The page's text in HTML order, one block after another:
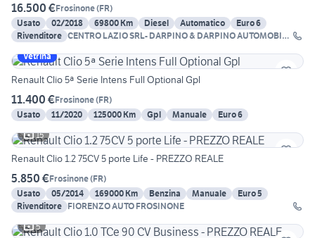
16.500 €Frosinone(FR)
Usato
02/2018 69800 Km Diesel Automatico
Euro 6
Rivenditore CENTRO LAZIO SRL- DARPINO & DARPINO AUTOMOBILI
Vetrina
Renault Clio 5ª Serie Intens Full Optional Gpl
11.400 €Frosinone(FR)
Usato
11/2020 125000 Km Gpl Manuale
Euro 6
15
Renault Clio 1.2 75CV 5 porte Life - PREZZO REALE
5.850 €Frosinone(FR)
Usato
05/2014 169000 Km Benzina Manuale
Euro 5
Rivenditore FIORENZO AUTO FROSINONE
5